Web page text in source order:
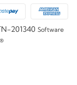
201340 Software